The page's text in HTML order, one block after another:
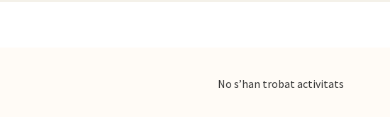
No s’han trobat activitats